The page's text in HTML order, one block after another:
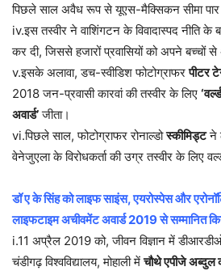
पिछले साल अवैध रूप से यूएस-मैक्सिकन सीमा पार
iv.इस तस्वीर ने वाशिंगटन के विवादास्पद नीति के
कर दी, जिससे हजारों प्रवासियों को अपने बच्चों से
v.इसके अलावा, डच-स्वीडिश फोटोग्राफरपीटर
2018 जन-प्रवासी कारवां की तस्वीर के लिए
अवार्ड’जीता।
vi.पिछले साल, फोटोग्राफर रोनाल्डोस्कीमिड्टने
वेनेजुएला के विरोधकर्ता की उग्र तस्वीर के लिए
डॉ ए के सिंह को लाइफ साइंस, एयरोस्पेस और
लाइफटाइम अचीवमेंट अवार्ड 2019 से सम्मानित
i.11 अप्रैल 2019 को, जीवन विज्ञान में
चंडीगढ़ विश्वविद्यालय, मोहाली मेंचौथे एपीजे अब्दुल